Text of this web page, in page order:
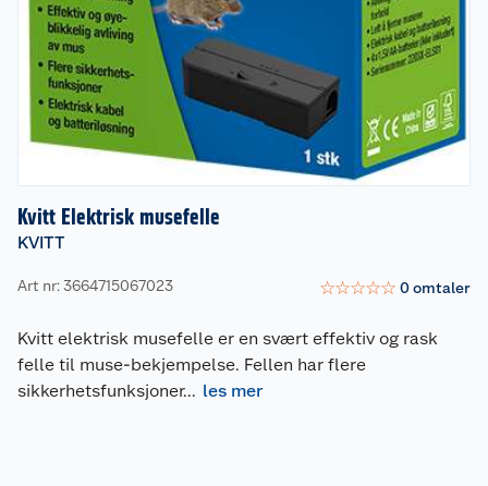
Kvitt Elektrisk musefelle
KVITT
Art nr: 3664715067023 ☆☆☆☆☆ 0omtaler
Kvitt elektrisk musefelle er en svært effektiv og rask
felle til muse-bekjempelse. Fellen har flere
sikkerhetsfunksjoner... les mer